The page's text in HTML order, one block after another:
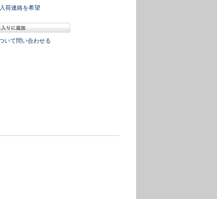
入荷連絡を希望
いて問い合わせる